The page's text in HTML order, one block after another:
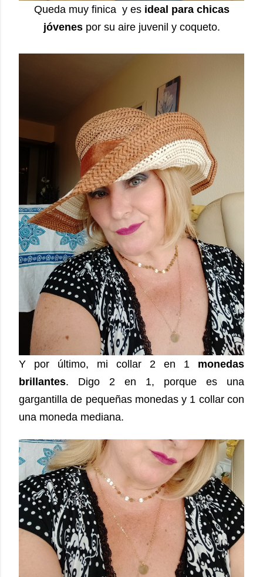
Queda muy finica y es ideal para chicas
jóvenespor su aire juvenil y coqueto.
Y por último, mi collar 2 en 1 monedas
brillantes. Digo 2 en 1, porque es una
gargantilla de pequeñas monedas y 1 collar con
una moneda mediana.